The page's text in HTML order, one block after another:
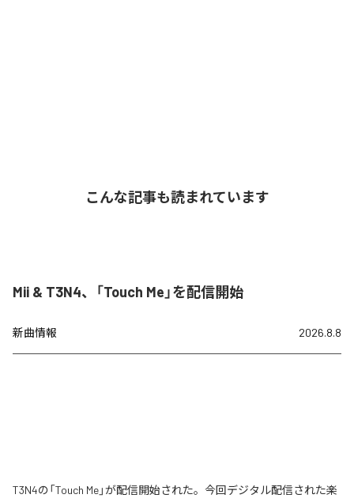
こんな記事も読まれています
Mii & T3N4、「Touch Me」を配信開始
新曲情報 2026.8.8
T3N4の「Touch Me」が配信開始された。今回デジタル配信された楽